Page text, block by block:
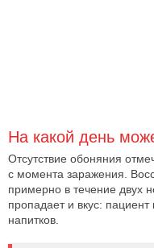
На какой день
Отсутствие обоняния
с момента заражения.
примерно в течение двух
пропадает и вкус:
напитков.